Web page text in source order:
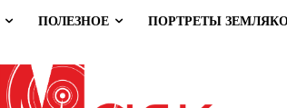
ПОЛЕЗНОЕ ПОРТРЕТЫ